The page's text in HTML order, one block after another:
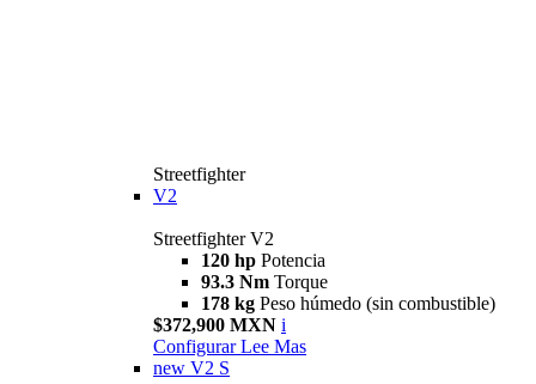
Streetfighter
V2
Streetfighter V2
120 hp Potencia
93.3 Nm Torque
178 kg Peso húmedo (sin combustible)
$372,900 MXN i
Configurar Lee Mas
new V2 S